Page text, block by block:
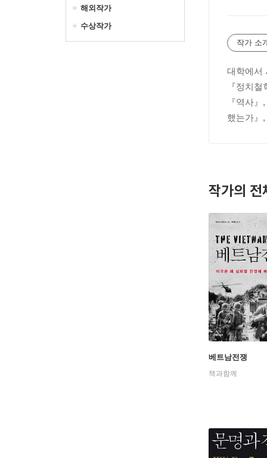
해외작가
수상작가
작가 소
대학에서
『정치
『역사
했는가』
작가의 전
베트남전쟁
책과함께